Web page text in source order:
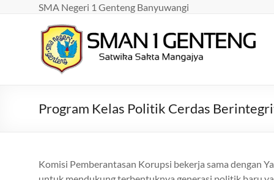
SMA Negeri 1 Genteng Banyuwangi
SMAN
1
Satwika
Program Kelas Politik Cerdas
Komisi Pemberantasan Korupsi bekerja sama dengan